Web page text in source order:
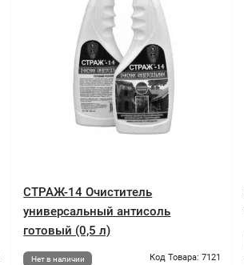
СТРАЖ-14 Очиститель
универсальный антисоль
готовый (0,5 л)
Нет в наличии Код Товара: 7121